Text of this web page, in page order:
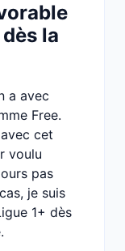
la
a avec
Free.
cet
voulu
pas
je suis
1+ dès